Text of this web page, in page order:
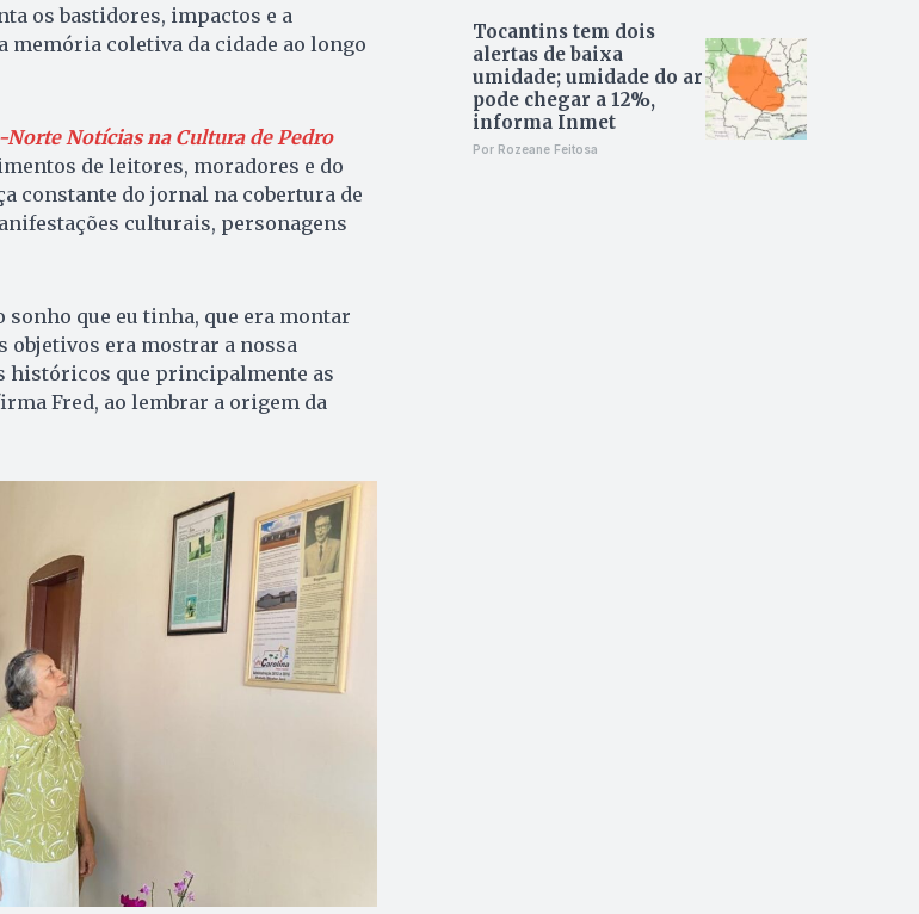
os bastidores, impactos e a
coletiva da cidade ao longo
Notícias na Cultura de Pedro
de leitores, moradores e do
constante do jornal na cobertura de
culturais, personagens
que eu tinha, que era montar
objetivos era mostrar a nossa
históricos que principalmente as
Fred, ao lembrar a origem da
Tocantins tem dois
alertas de baixa
umidade; umidade do ar
pode chegar a 12%,
informa Inmet
Por Rozeane Feitosa